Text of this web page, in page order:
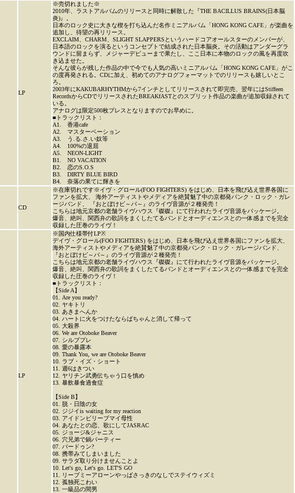
LP
※売切れました※
2010年、ラストアルバムのリリースと同時に解散した『THE BACILLUS BRAINS(日本脳
炎)』。
日本のロック史に大きな楔を打ち込んだ名作ミニアルバム「HONG KONG CAFE」が楽曲を
追加し、待望の再リリース。
EXCLAIM、CHARM、SLIGHT SLAPPERSというハードコアオールスターのメンバーが、
日本語のロックを演るというコンセプトで結成された日本脳炎。その活動はアンダーグラ
ウンドに留まらず、メジャーデビューまで果たし、ここ日本に本物のロックの風を再度吹
き込ませた。
そんな彼らが残した作品の中で今でも人気の高いミニアルバム「HONG KONG CAFE」がこ
の度再発される。CDに加え、初めてのアナログフォーマットでのリリースも嬉しいとこ
ろ。
2003年にKAKUBARHYTHMから7インチとしてリリースされて即完売、翌年にはStiffeen
RecordsからCDでリリースされたBREAKfASTとのスプリット作品の楽曲が追加収録されて
いる。
アナログは限定500枚プレスとなりますのでお早めに。
■トラックリスト：
A1. 香港cafe
A2. マスターベーション
A3. う.る.さ.い奴等
A4. 100%の退屈
A5. NEON-LIGHT
B1. NO VACATION
B2. 恋のS.O.S
B3. DIRTY BLUE BIRD
B4. 奈落の果てに輝きを
CD
※在庫切れです※イヴ・グロール(FOO FIGHTERS) をはじめ、日本を飛び込え世界各国に
ファンを拡大、 海外アーティストやメディアを絶賛魅了中の京都発パンク・ロック・ガレ
ージバンド、 『おとぼけビ～バ～』のライヴ音源が２種発売！
こちらは地元京都の老舗ライヴハウス『磔磔』にて行われたライヴ音源をパッケージ。
爆音、絶叫、関西弁の歌詞をまくしたてるバンドとオーディエンスとの一体感までを完全
収録した圧巻のライヴ！
LP
※国内仕様帯付LP※
デイヴ・グロール(FOO FIGHTERS) をはじめ、日本を飛び込え世界各国にファンを拡大、
海外アーティストやメディアを絶賛魅了中の京都発パンク・ロック・ガレージバンド、
『おとぼけビ～バ～』のライヴ音源が２種発売！
こちらは地元京都の老舗ライヴハウス『磔磔』にて行われたライヴ音源をパッケージ。
爆音、絶叫、関西弁の歌詞をまくしたてるバンドとオーディエンスとの一体感までを完全
収録した圧巻のライヴ！
■トラックリスト：
【Side A】
01. Are you ready?
02. ヤキトリ
03. あきまへんか
04. ハートに火をつけたならばちゃんと消して帰って
05. 大殺界
06. We are Otoboke Beaver
07. シルブプレ
08. 愛の暴露本
09. Thank You, we are Otoboke Beaver
10. ラブ・イズ・ショート
11. 週6はきつい
12. ヤリチン武勇伝ちゃう口を慎め
13. 暴飲暴食過食症
【Side B】
01. 脱・日陰の女
02. ジジイis waiting for my reaction
03. アイドンビリーブマイ母性
04. あなたとの恋、歌にしてJASRAC
05. ジョージ&ジャニス
06. 穴兄弟で鍋パーティー
07. パードゥン?
08. 携帯みてしまいました
09. サラダ取り分けませんことよ
10. Let's go, Let's go. LET'S GO
11. リーブミーアローンやっぱさっきのなしでステイウィズミ
12. 孤独死こわい
13. 一級品の間男